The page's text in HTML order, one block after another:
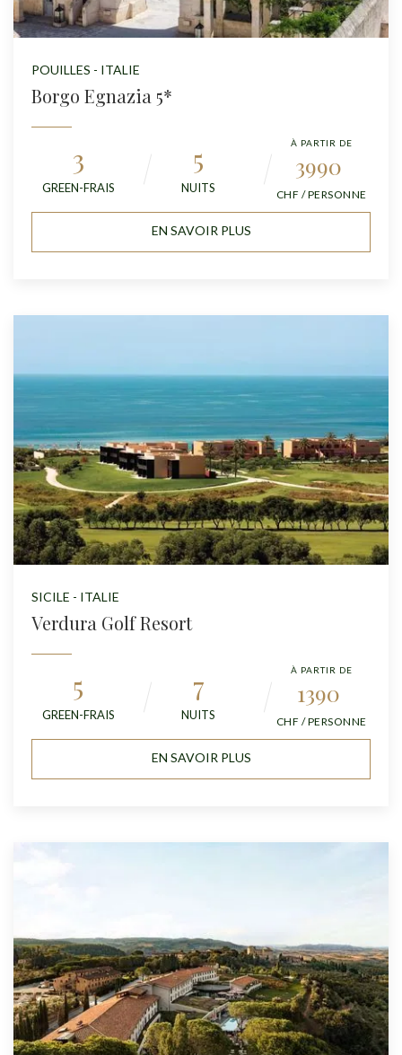
POUILLES - ITALIE
Borgo Egnazia 5*
3
GREEN-FRAIS
5
NUITS
À PARTIR DE
3990
CHF / PERSONNE
EN SAVOIR PLUS
SICILE - ITALIE
Verdura Golf Resort
5
GREEN-FRAIS
7
NUITS
À PARTIR DE
1390
CHF / PERSONNE
EN SAVOIR PLUS